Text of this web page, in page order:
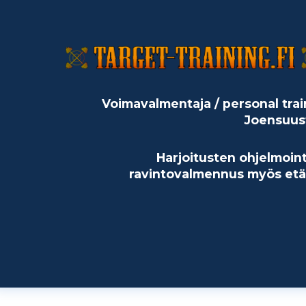
Voimavalmentaja / personal
Harjoitusten
ravintovalmennus myös